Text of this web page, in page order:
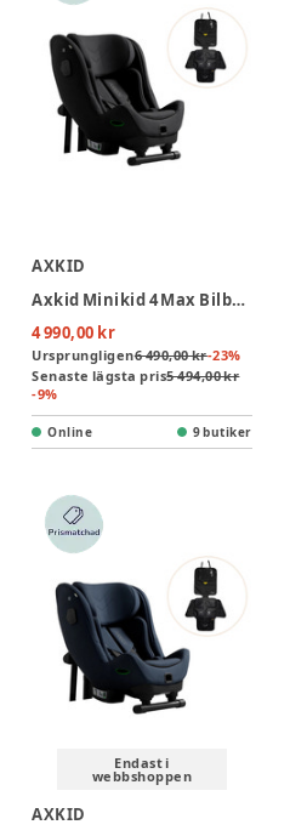
AXKID
Axkid Minikid 4 Max Bilbarnstol Inkl. Sparkskydd - Coastal Storm Black
4 990,00 kr
Ursprungligen6 490,00 kr-23%
Senaste lägsta pris5 494,00 kr
-9%
Online 9 butiker
Endast i
webbshoppen
AXKID